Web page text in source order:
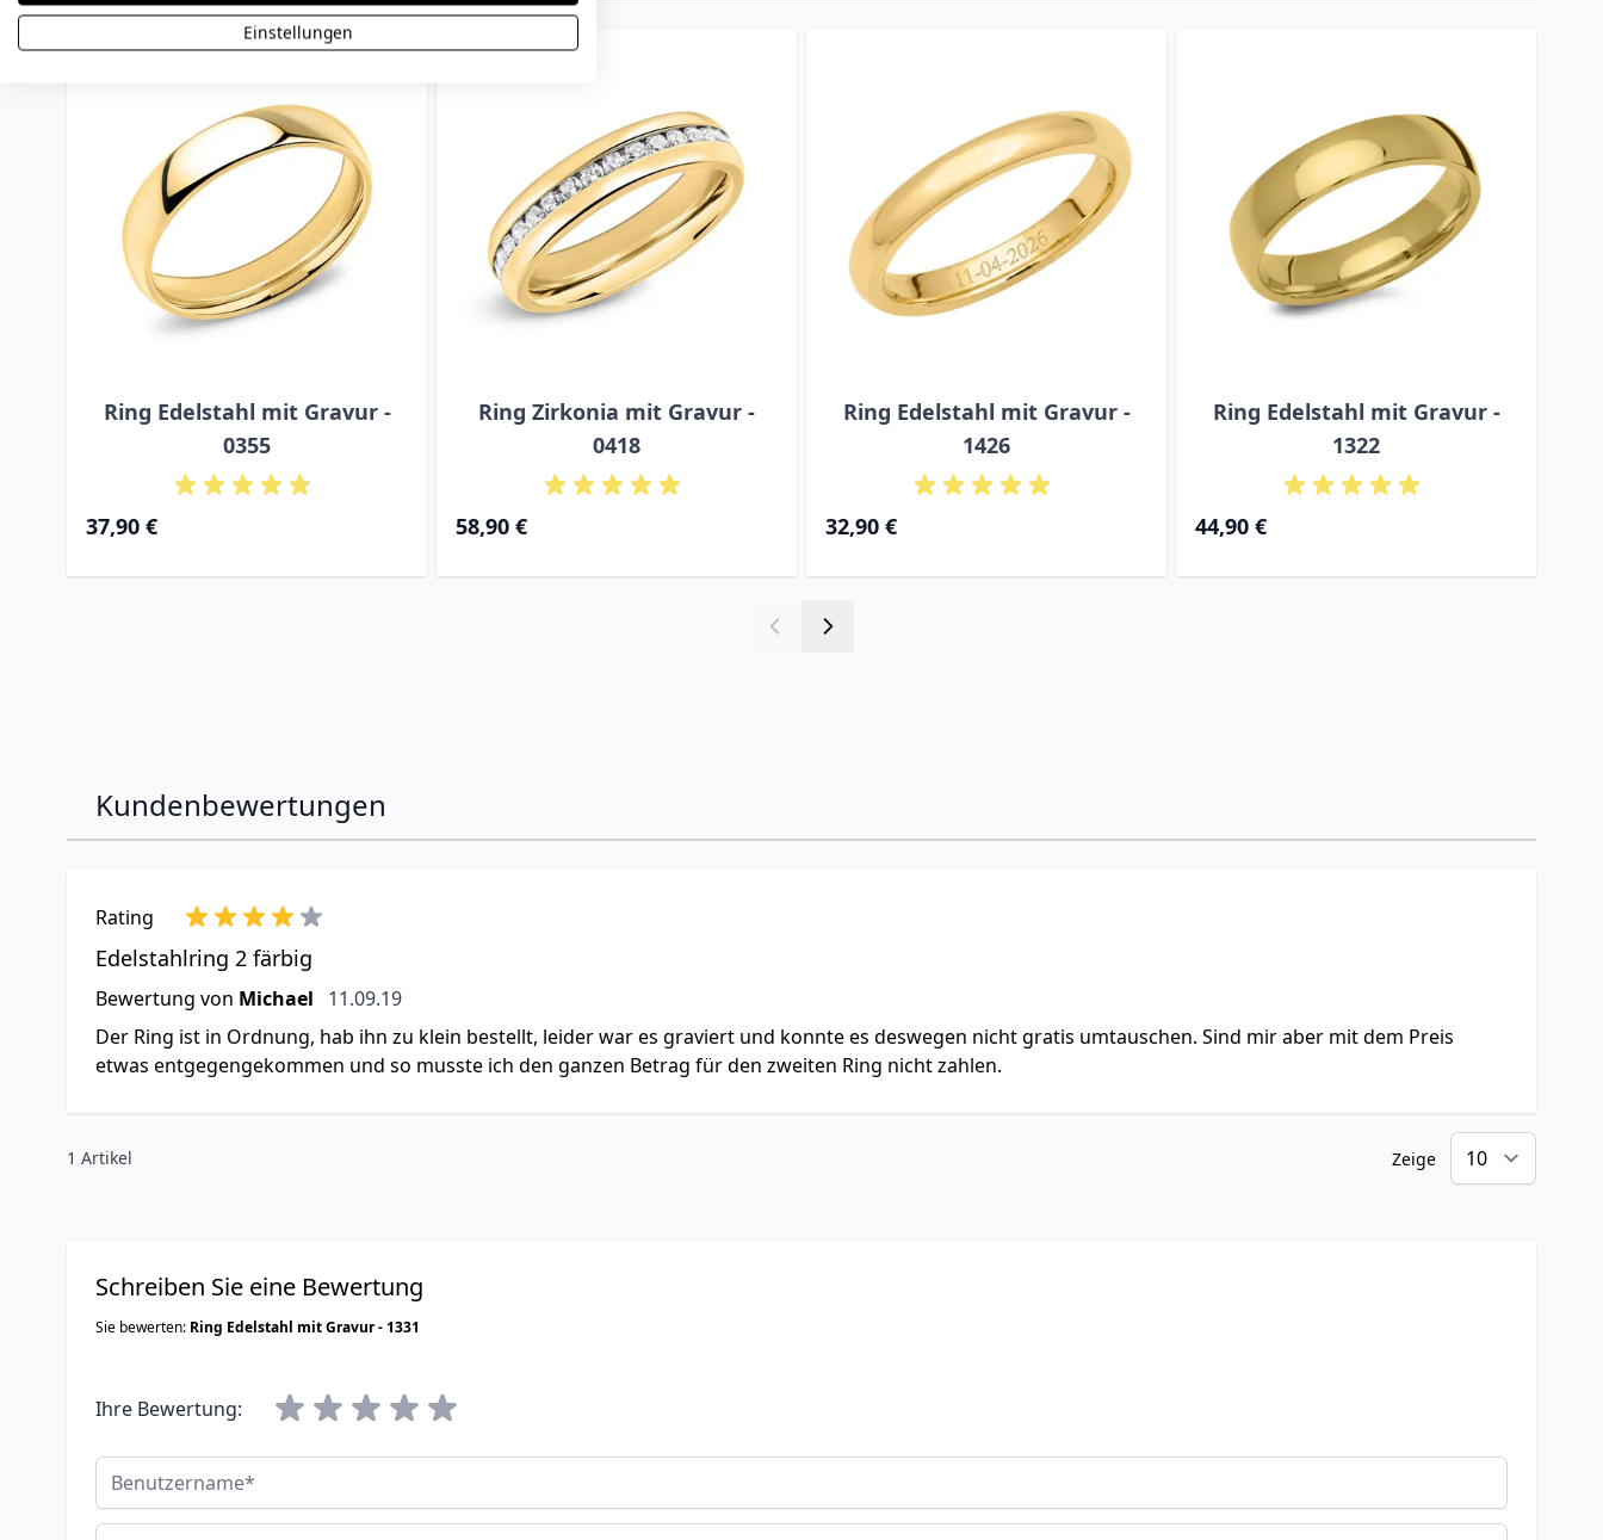
Press to skip carousel
Ring Edelstahl mit Gravur -
0355
37,90 €
Ring Zirkonia mit Gravur -
0418
58,90 €
Ring Edelstahl mit Gravur -
1426
32,90 €
Ring Edelstahl mit Gravur -
1322
44,90 €
Kundenbewertungen
Rating
Edelstahlring 2 färbig
Bewertung von Michael 11. September 2019
11.09.19
Der Ring ist in Ordnung, hab ihn zu klein bestellt, leider war es graviert und konnte es deswegen nicht gratis umtauschen. Sind mir aber mit dem Preis
etwas entgegengekommen und so musste ich den ganzen Betrag für den zweiten Ring nicht zahlen.
1 Artikel Zeige
Schreiben Sie eine Bewertung
Sie bewerten: Ring Edelstahl mit Gravur - 1331
Ihre Bewertung:
Benutzername
Einstellungen